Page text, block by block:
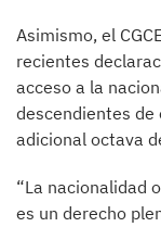
Asimismo, el
recientes
acceso a la
descendientes de
adicional octava
“La nacionalidad
es un derecho